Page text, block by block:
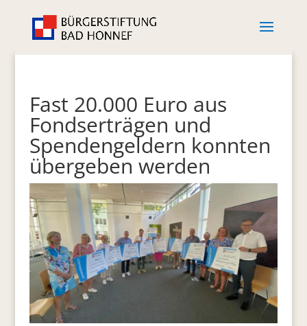
Fast 20.000 Euro aus
Fondserträgen und
Spendengeldern konnten
übergeben werden